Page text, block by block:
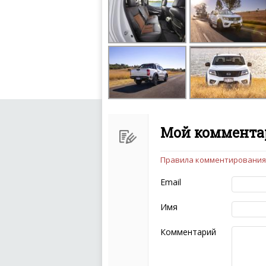
Мой
Чтобы ваш комментарий
следующих правил:
Комментарий не
эмоциональных
Не стоит
Пожалуйста, не
также призывы к
Правила комментирования
Email
Имя
Комментарий